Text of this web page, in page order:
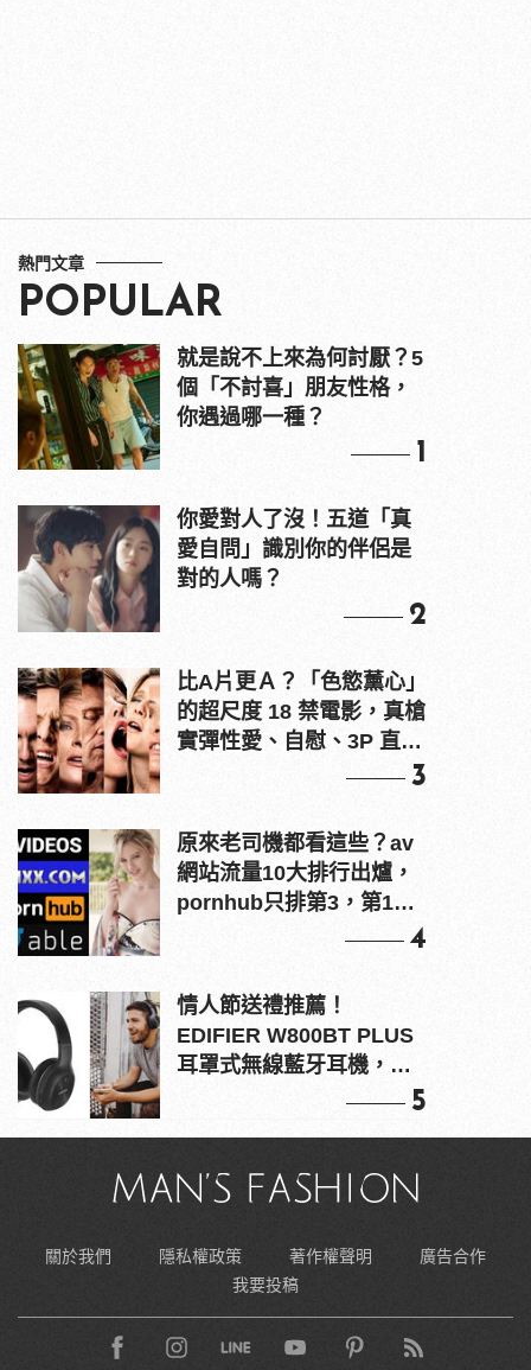
熱門文章
POPULAR
就是說不上來為何討厭？5
個「不討喜」朋友性格，
你遇過哪一種？
1
你愛對人了沒！五道「真
愛自問」識別你的伴侶是
對的人嗎？
2
比A片更Ａ？「色慾薰心」
的超尺度 18 禁電影，真槍
實彈性愛、自慰、3P 直接
3
原來老司機都看這些？av
網站流量10大排行出爐，
pornhub只排第3，第1名
4
情人節送禮推薦！
EDIFIER W800BT PLUS
耳罩式無線藍牙耳機，在
5
關於我們 隱私權政策 著作權聲明
廣告合作
我要投稿